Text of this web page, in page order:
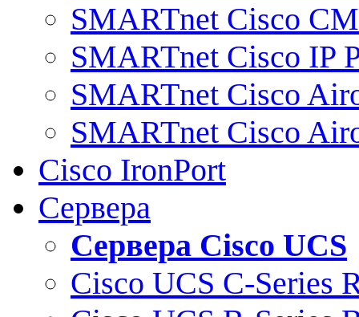
SMARTnet Cisco
SMARTnet Cisco IP
SMARTnet Cisco
SMARTnet Cisco
Cisco IronPort
Сервера
Сервера Cisco UCS
Cisco UCS C-Series